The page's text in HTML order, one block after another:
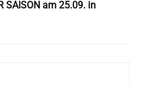
SAISON am 25.09. in